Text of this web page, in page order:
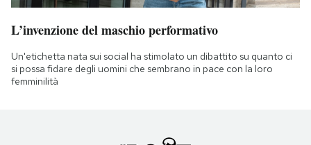
L’invenzione del maschio performativo
Un'etichetta nata sui social ha stimolato un dibattito su quanto ci
si possa fidare degli uomini che sembrano in pace con la loro
femminilità